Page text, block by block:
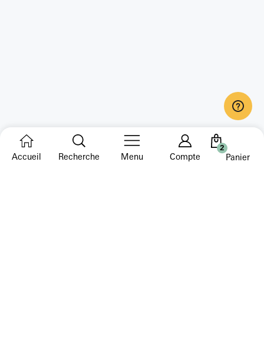
Accueil Recherche Menu Compte
2